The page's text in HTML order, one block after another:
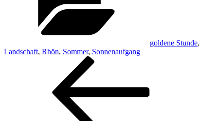
goldene Stunde,
Landschaft, Rhön, Sommer, Sonnenaufgang
Beitragsnavigation